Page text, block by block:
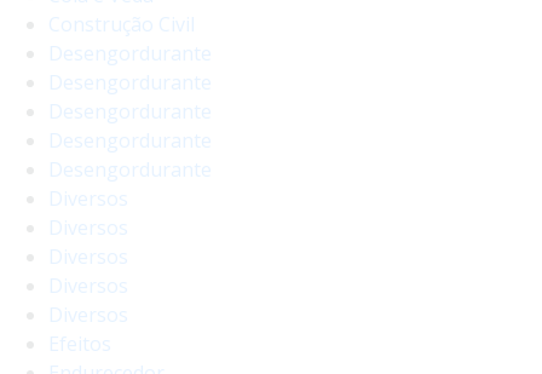
Construção Civil
Desengordurante
Desengordurante
Desengordurante
Desengordurante
Desengordurante
Diversos
Diversos
Diversos
Diversos
Diversos
Efeitos